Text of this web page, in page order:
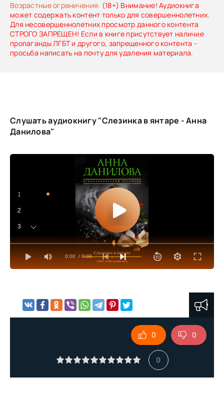
Возрастные ограничения: (18+) Внимание! Аудиокнига
может содержать контент только для совершеннолетних.
Для несовершеннолетних просмотр данного контента
СТРОГО ЗАПРЕЩЕН! Если в книге присутствует наличие
пропаганды ЛГБТ и другого, запрещенного контента -
просьба написать на почту для удаления материала.
Слушать аудиокнигу "Слезинка в янтаре - Анна
Данилова"
0:00 / 0:00
1
2
3
4
0
0 0